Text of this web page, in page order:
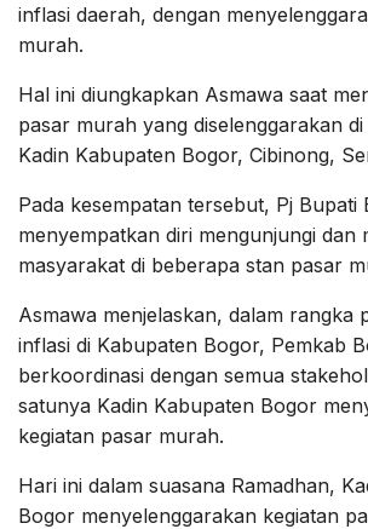
inflasi daerah, dengan
murah.
Hal ini diungkapkan Asmawa saat
pasar murah yang diselenggarakan
Kadin Kabupaten Bogor, Cibinong,
Pada kesempatan tersebut, Pj Bupati
menyempatkan diri mengunjungi dan
masyarakat di beberapa stan pasar
Asmawa menjelaskan, dalam rangka
inflasi di Kabupaten Bogor, Pemkab
berkoordinasi dengan semua
satunya Kadin Kabupaten Bogor
kegiatan pasar murah.
Hari ini dalam suasana Ramadhan,
Bogor menyelenggarakan kegiatan